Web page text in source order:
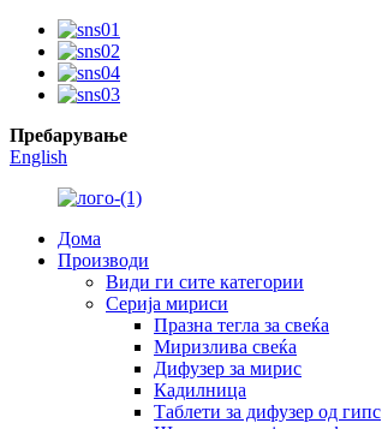
Пребарување
English
Дома
Производи
Види ги сите категории
Серија мириси
Празна тегла за свеќа
Миризлива свеќа
Дифузер за мирис
Кадилница
Таблети за дифузер од гипс